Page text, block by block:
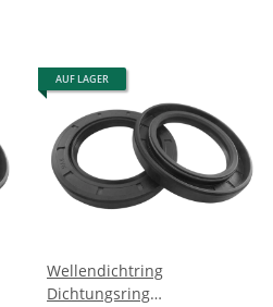
AUF LAGER
Wellendichtring
Dichtungsring